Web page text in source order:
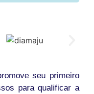
seu primeiro
para qualificar a